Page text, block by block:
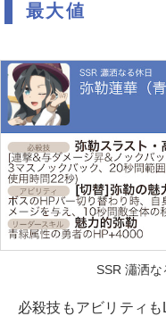
最大値
SSR 瀟洒
必殺技もアビリティ